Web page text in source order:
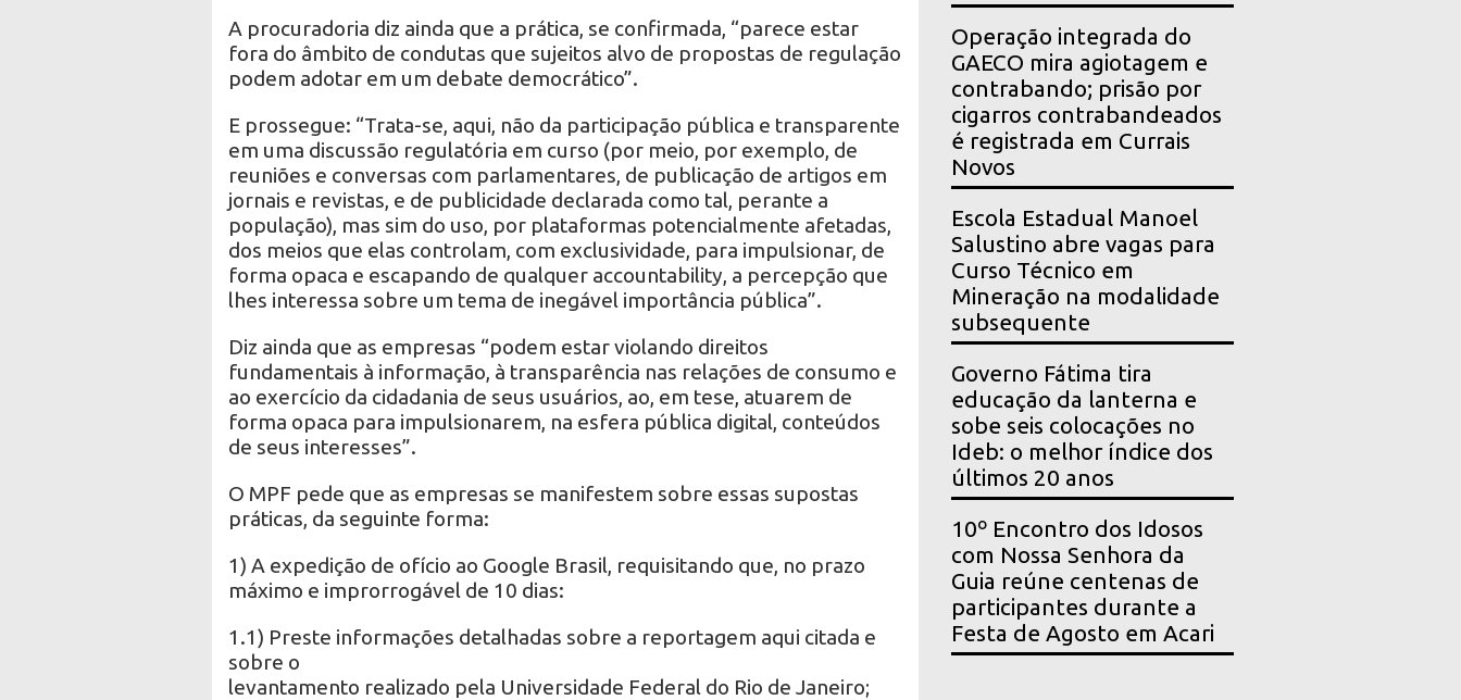
A procuradoria diz ainda que a prática, se confirmada, “parece estar
fora do âmbito de condutas que sujeitos alvo de propostas de regulação
podem adotar em um debate democrático”.
E prossegue: “Trata-se, aqui, não da participação pública e transparente
em uma discussão regulatória em curso (por meio, por exemplo, de
reuniões e conversas com parlamentares, de publicação de artigos em
jornais e revistas, e de publicidade declarada como tal, perante a
população), mas sim do uso, por plataformas potencialmente afetadas,
dos meios que elas controlam, com exclusividade, para impulsionar, de
forma opaca e escapando de qualquer accountability, a percepção que
lhes interessa sobre um tema de inegável importância pública”.
Diz ainda que as empresas “podem estar violando direitos
fundamentais à informação, à transparência nas relações de consumo e
ao exercício da cidadania de seus usuários, ao, em tese, atuarem de
forma opaca para impulsionarem, na esfera pública digital, conteúdos
de seus interesses”.
O MPF pede que as empresas se manifestem sobre essas supostas
práticas, da seguinte forma:
1) A expedição de ofício ao Google Brasil, requisitando que, no prazo
máximo e improrrogável de 10 dias:
1.1) Preste informações detalhadas sobre a reportagem aqui citada e
sobre o
levantamento realizado pela Universidade Federal do Rio de Janeiro;
Operação integrada do
GAECO mira agiotagem e
contrabando; prisão por
cigarros contrabandeados
é registrada em Currais
Novos
Escola Estadual Manoel
Salustino abre vagas para
Curso Técnico em
Mineração na modalidade
subsequente
Governo Fátima tira
educação da lanterna e
sobe seis colocações no
Ideb: o melhor índice dos
últimos 20 anos
10º Encontro dos Idosos
com Nossa Senhora da
Guia reúne centenas de
participantes durante a
Festa de Agosto em Acari